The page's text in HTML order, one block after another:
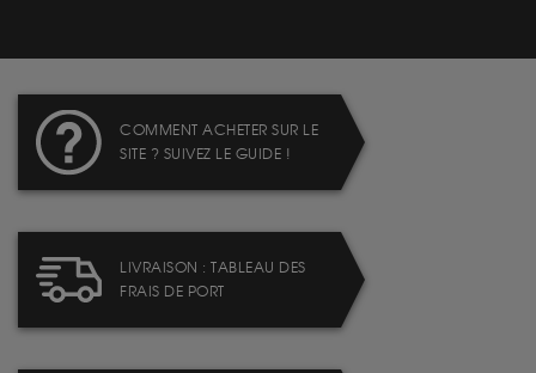
COMMENT ACHETER SUR LE
SITE ? SUIVEZ LE GUIDE !
LIVRAISON : TABLEAU DES
FRAIS DE PORT